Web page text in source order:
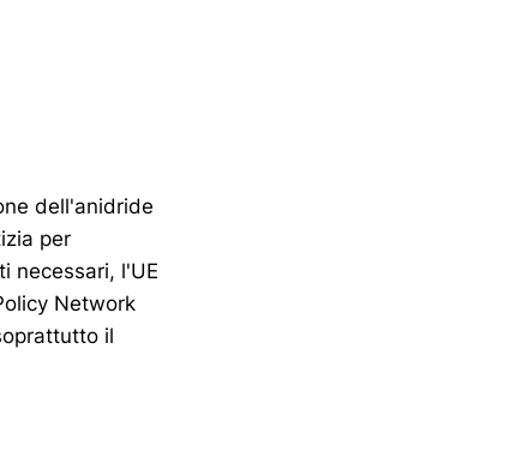
dell'anidride
per
necessari, l'UE
Network
il